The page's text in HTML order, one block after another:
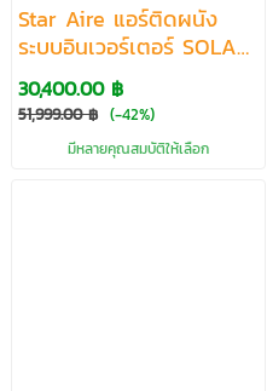
Star Aire แอร์ติดผนัง
ระบบอินเวอร์เตอร์ SOLAR
HYBRID INVERTER R32
ขนาด13102-25418 BTU
30,400.00 ฿
51,999.00 ฿ (-42%)
มีหลายคุณสมบัติให้เลือก